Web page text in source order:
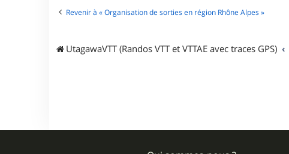
n
t
i
r
Revenir à « Organisation de sorties en région Rhône Alpes »
UtagawaVTT (Randos VTT et VTTAE avec traces GPS)